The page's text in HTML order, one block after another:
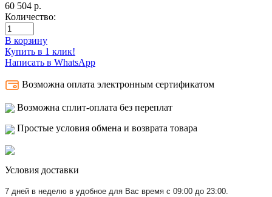
60 504 р.
Количество:
В корзину
Купить в 1 клик!
Написать в WhatsApp
Возможна оплата электронным сертификатом
Возможна сплит-оплата без переплат
Простые условия обмена и возврата товара
Условия доставки
7 дней в неделю в удобное для Вас время с 09:00 до 23:00.